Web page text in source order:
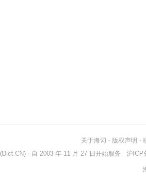
关于海词 - 版权声明 -
(Dict.CN) - 自 2003 年 11 月 27 日开始服务 沪ICP